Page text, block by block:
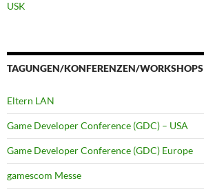
USK
TAGUNGEN/KONFERENZEN/WORKSHOPS
Eltern LAN
Game Developer Conference (GDC) – USA
Game Developer Conference (GDC) Europe
gamescom Messe